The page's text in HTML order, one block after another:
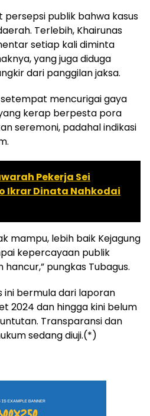
persepsi publik bahwa kasus
Terlebih, Khairunas
setiap kali diminta
yang juga diduga
dari panggilan jaksa.
mencurigai gaya
kerap berpesta pora
seremoni, padahal indikasi
Pekerja Sei
Ikrar Dinata Nahkodai
mampu, lebih baik Kejagung
kepercayaan publik
pungkas Tubagus.
ini bermula dari laporan
2024 dan hingga kini belum
Transparansi dan
sedang diuji.(*)